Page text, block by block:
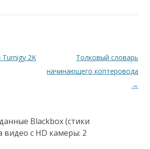
2K
Толковый словарь
начинающего коптеровода
→
Blackbox (стики
видео с HD камеры: 2